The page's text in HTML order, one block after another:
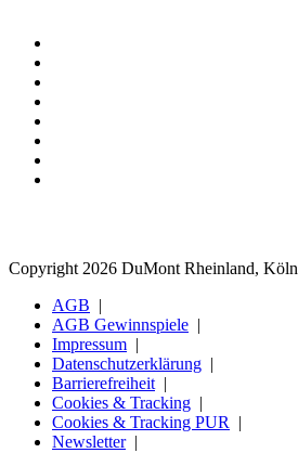
Copyright 2026 DuMont Rheinland, Köln
AGB
AGB Gewinnspiele
Impressum
Datenschutzerklärung
Barrierefreiheit
Cookies & Tracking
Cookies & Tracking PUR
Newsletter